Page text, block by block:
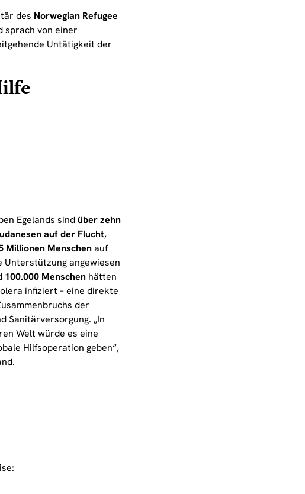
des Norwegian Refugee
sprach von einer
Untätigkeit der
Egelands sindüber zehn
auf der Flucht,
Millionen Menschenauf
Unterstützung angewiesen
100.000 Menschen hätten
infiziert – eine direkte
der
Sanitärversorgung. „In
Welt würde es eine
Hilfsoperation geben“,